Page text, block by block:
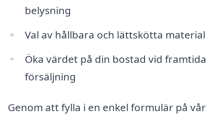
belysning
Val av hållbara och lättskötta material
Öka värdet på din bostad vid framtida
försäljning
Genom att fylla i en enkel formulär på vår